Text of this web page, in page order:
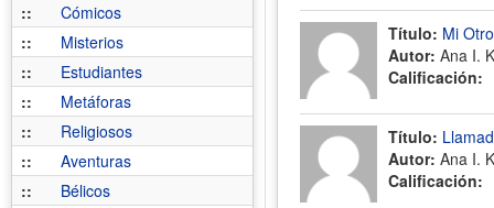
::
Cómicos
::
Misterios
::
Estudiantes
::
Metáforas
::
Religiosos
::
Aventuras
::
Bélicos
Título: Mi
Autor: Ana I.
Calificación:
Título:
Autor: Ana I.
Calificación: